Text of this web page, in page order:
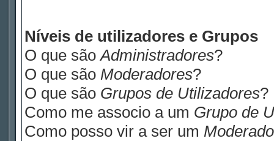
Níveis de utilizadores e Grupos
O que sãoAdministradores?
O que são Moderadores?
O que são Grupos de Utilizadores?
Como me associo a um Grupo de
Como posso vir a ser um